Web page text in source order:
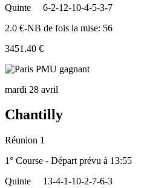
Quinte
6-2-12-10-4-5-3-7
2.0 €-NB de fois la mise: 56
3451.40 €
mardi 28 avril
Chantilly
Réunion 1
1° Course - Départ prévu à 13:55
Quinte
13-4-1-10-2-7-6-3